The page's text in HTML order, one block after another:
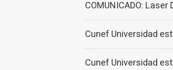
COMUNICADO:
Cunef Universidad
Cunef Universidad